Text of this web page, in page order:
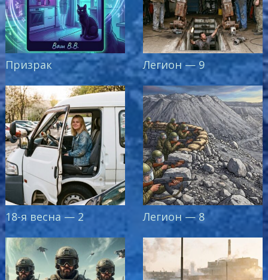
Призрак Легион — 9
18-я весна — 2 Легион — 8